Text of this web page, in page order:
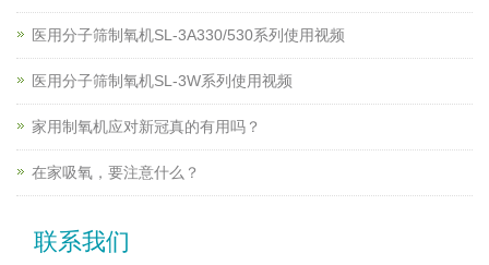
医用分子筛制氧机SL-3A330/530系列使用视频
医用分子筛制氧机SL-3W系列使用视频
家用制氧机应对新冠真的有用吗？
在家吸氧，要注意什么？
联系我们